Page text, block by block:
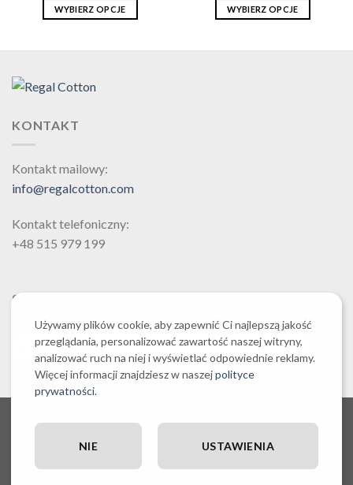
WYBIERZ OPCJE
wariantów.
stronie
produktu
WYBIERZ OPCJE
KONTAKT
Kontakt mailowy:
info@regalcotton.com
Kontakt telefoniczny:
+48 515 979 199
SZUKAJ
REGULAMIN SKLEPU REGALCOTTON.COM
RĘCZNIKI EGIPSKA BAWEŁNA
POLITYKA COOKIES
ZESTAWY PROMOCYJNE
OUTLET I WYPRZEDAŻ
Używamy plików cookie, aby zapewnić Ci najlepszą jakość
przeglądania, personalizować zawartość naszej witryny,
analizować ruch na niej i wyświetlać odpowiednie reklamy.
Więcej informacji znajdziesz w naszejpolityce
prywatności.
USTAWIENIA
NIE